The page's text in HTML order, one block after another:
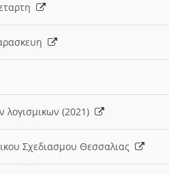
λογισμικων (2021)
Σχεδιασμου Θεσσαλιας